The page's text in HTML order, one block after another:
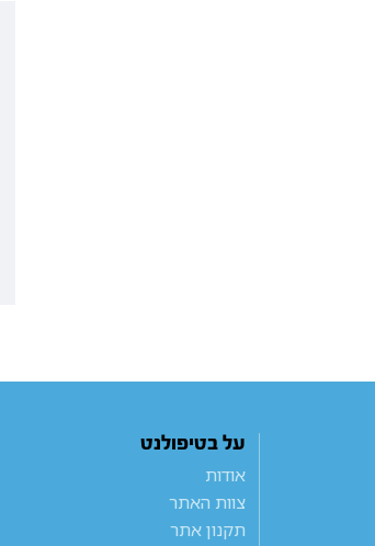
על בטיפולנט
אודות
צוות האתר
תקנון אתר